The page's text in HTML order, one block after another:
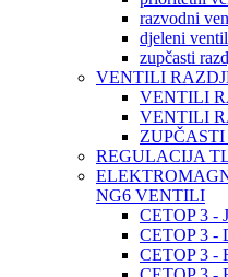
razvodni
djeleni
zupčasti
VENTILI
VENTILI
VENTILI
REGULACIJA
NG6 VENTILI
CETOP 3 -
CETOP 3
CETOP 3 -